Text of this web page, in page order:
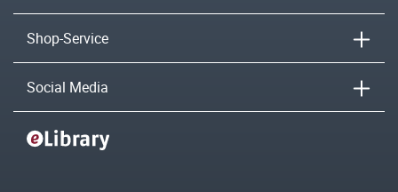
Shop-Service
Social Media